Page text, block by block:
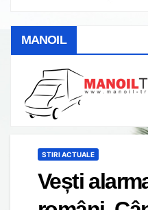
MANOIL
STIRI ACTUALE
Vești